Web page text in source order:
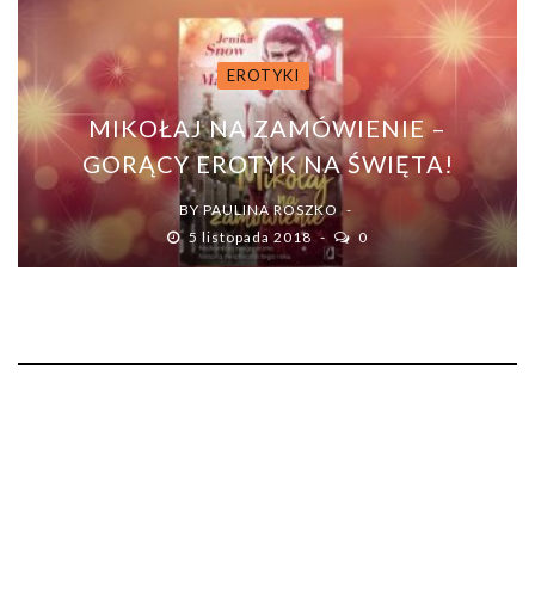
EROTYKI
MIKOŁAJ NA ZAMÓWIENIE –
GORĄCY EROTYK NA ŚWIĘTA!
BYPAULINA ROSZKO
5 listopada 2018
0